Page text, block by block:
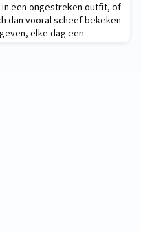
een ongestreken outfit, of
dan vooral scheef bekeken
elke dag een